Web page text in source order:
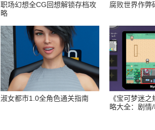
职场幻想全CG回想解锁存档攻
略
腐败世界作弊
淑女都市1.0全角色通关指南
《宝可梦迷
略大全：剧情